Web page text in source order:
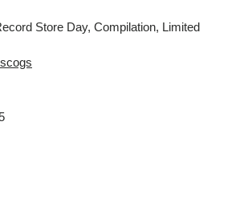
Store Day, Compilation, Limited